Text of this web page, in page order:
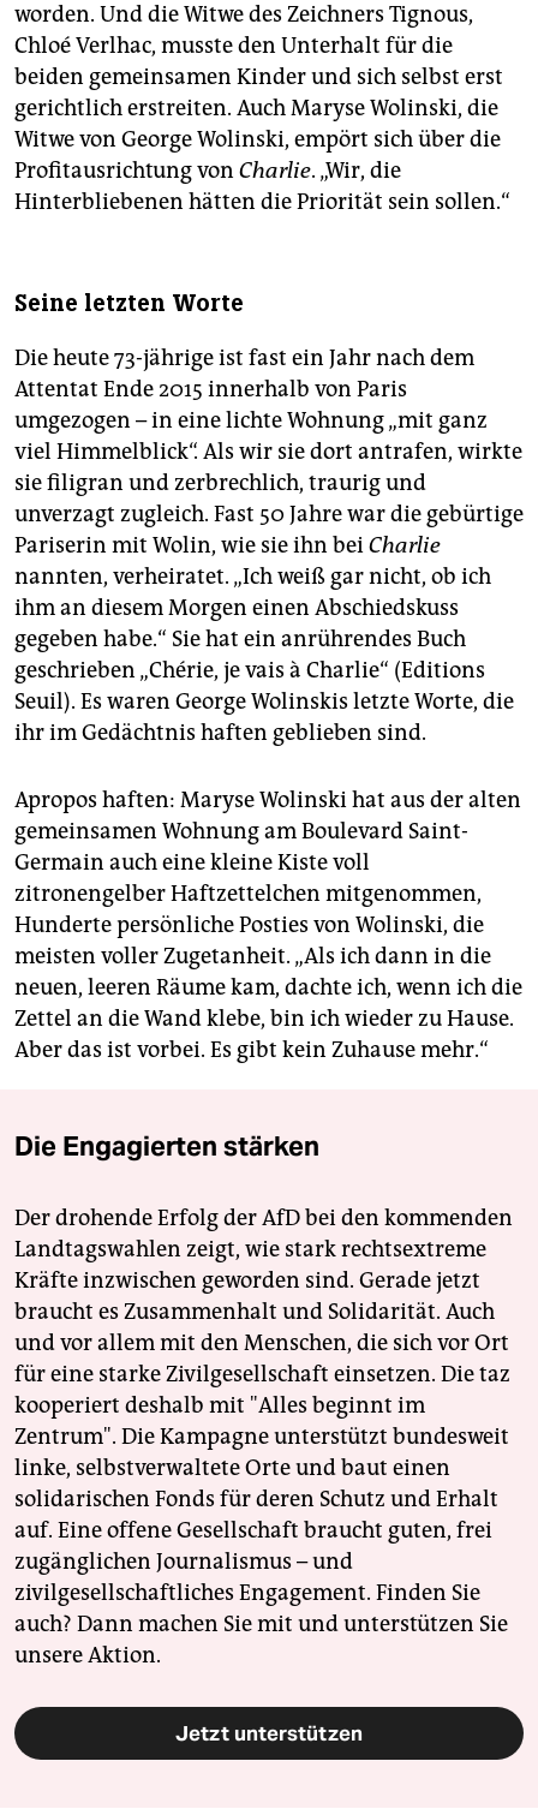
worden. Und die Witwe des Zeichners Tignous,
Chloé Verlhac, musste den Unterhalt für die
beiden gemeinsamen Kinder und sich selbst erst
gerichtlich erstreiten. Auch Maryse Wolinski, die
Witwe von George Wolinski, empört sich über die
Profitausrichtung von Charlie. „Wir, die
Hinterbliebenen hätten die Priorität sein sollen.“
Seine letzten Worte
Die heute 73-jährige ist fast ein Jahr nach dem
Attentat Ende 2015 innerhalb von Paris
umgezogen – in eine lichte Wohnung „mit ganz
viel Himmelblick“. Als wir sie dort antrafen, wirkte
sie filigran und zerbrechlich, traurig und
unverzagt zugleich. Fast 50 Jahre war die gebürtige
Pariserin mit Wolin, wie sie ihn beiCharlie
nannten, verheiratet. „Ich weiß gar nicht, ob ich
ihm an diesem Morgen einen Abschiedskuss
gegeben habe.“ Sie hat ein anrührendes Buch
geschrieben „Chérie, je vais à Charlie“ (Editions
Seuil). Es waren George Wolinskis letzte Worte, die
ihr im Gedächtnis haften geblieben sind.
Apropos haften: Maryse Wolinski hat aus der alten
gemeinsamen Wohnung am Boulevard Saint-
Germain auch eine kleine Kiste voll
zitronengelber Haftzettelchen mitgenommen,
Hunderte persönliche Posties von Wolinski, die
meisten voller Zugetanheit. „Als ich dann in die
neuen, leeren Räume kam, dachte ich, wenn ich die
Zettel an die Wand klebe, bin ich wieder zu Hause.
Aber das ist vorbei. Es gibt kein Zuhause mehr.“
Die Engagierten stärken
Der drohende Erfolg der AfD bei den kommenden
Landtagswahlen zeigt, wie stark rechtsextreme
Kräfte inzwischen geworden sind. Gerade jetzt
braucht es Zusammenhalt und Solidarität. Auch
und vor allem mit den Menschen, die sich vor Ort
für eine starke Zivilgesellschaft einsetzen. Die taz
kooperiert deshalb mit "Alles beginnt im
Zentrum". Die Kampagne unterstützt bundesweit
linke, selbstverwaltete Orte und baut einen
solidarischen Fonds für deren Schutz und Erhalt
auf. Eine offene Gesellschaft braucht guten, frei
zugänglichen Journalismus – und
zivilgesellschaftliches Engagement. Finden Sie
auch? Dann machen Sie mit und unterstützen Sie
unsere Aktion.
Jetzt unterstützen